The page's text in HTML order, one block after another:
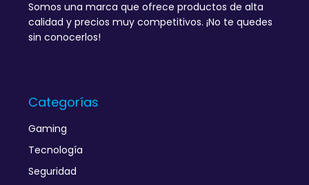
Somos una marca que ofrece productos de alta
calidad y precios muy competitivos. ¡No te quedes
sin conocerlos!
Categorías
Gaming
Tecnología
Seguridad